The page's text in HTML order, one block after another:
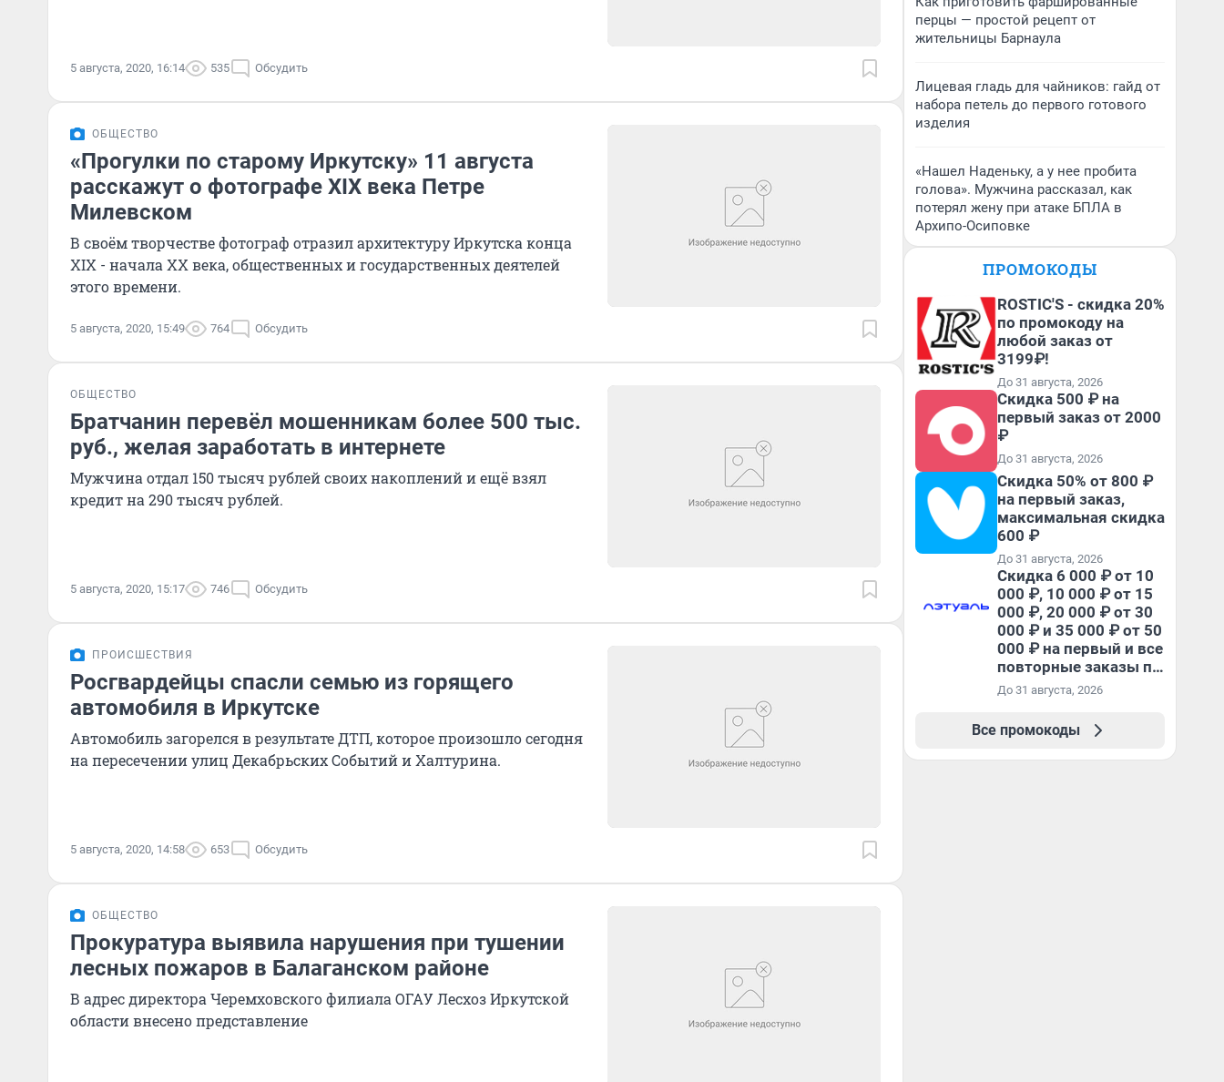
5 августа, 2020, 16:14 535 Обсудить
ОБЩЕСТВО
«Прогулки по старому Иркутску» 11 августа
расскажут о фотографе XIX века Петре
Милевском
В своём творчестве фотограф отразил архитектуру Иркутска конца
XIX - начала XX века, общественных и государственных деятелей
этого времени.
5 августа, 2020, 15:49 764 Обсудить
ОБЩЕСТВО
Братчанин перевёл мошенникам более 500 тыс.
руб., желая заработать в интернете
Мужчина отдал 150 тысяч рублей своих накоплений и ещё взял
кредит на 290 тысяч рублей.
5 августа, 2020, 15:17 746 Обсудить
ПРОИСШЕСТВИЯ
Росгвардейцы спасли семью из горящего
автомобиля в Иркутске
Автомобиль загорелся в результате ДТП, которое произошло сегодня
на пересечении улиц Декабрьских Событий и Халтурина.
5 августа, 2020, 14:58 653 Обсудить
ОБЩЕСТВО
Прокуратура выявила нарушения при тушении
лесных пожаров в Балаганском районе
В адрес директора Черемховского филиала ОГАУ Лесхоз Иркутской
области внесено представление
перцы — простой рецепт от
жительницы Барнаула
Лицевая гладь для чайников: гайд от
набора петель до первого готового
изделия
«Нашел Наденьку, а у нее пробита
голова». Мужчина рассказал, как
потерял жену при атаке БПЛА в
Архипо-Осиповке
ПРОМОКОДЫ
ROSTIC'S - скидка 20%
по промокоду на
любой заказ от
3199₽!
До 31 августа, 2026
Скидка 500 ₽ на
первый заказ от 2000
₽
До 31 августа, 2026
Скидка 50% от 800 ₽
на первый заказ,
максимальная скидка
600 ₽
До 31 августа, 2026
Скидка 6 000 ₽ от 10
000 ₽, 10 000 ₽ от 15
000 ₽, 20 000 ₽ от 30
000 ₽ и 35 000 ₽ от 50
000 ₽ на первый и все
повторные заказы по
промокоду НАБЕРИ
До 31 августа, 2026
Все промокоды